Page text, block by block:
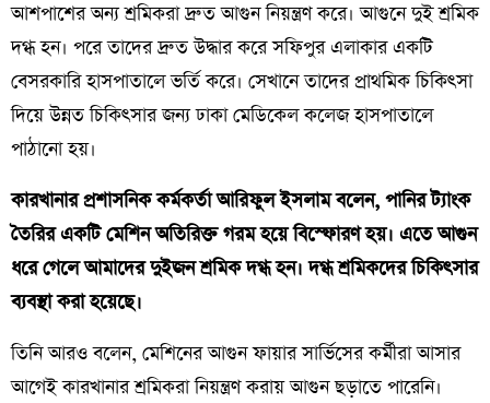
আশপাশের অন্য শ্রমিকরা দ্রুত আগুন নিয়ন্ত্রণ করে। আগুনে দুই শ্রমিক
দগ্ধ হন। পরে তাদের দ্রুত উদ্ধার করে সফিপুর এলাকার একটি
বেসরকারি হাসপাতালে ভর্তি করে। সেখানে তাদের প্রাথমিক চিকিৎসা
দিয়ে উন্নত চিকিৎসার জন্য ঢাকা মেডিকেল কলেজ হাসপাতালে
পাঠানো হয়।
কারখানার প্রশাসনিক কর্মকর্তা আরিফুল ইসলাম বলেন, পানির ট্যাংক
তৈরির একটি মেশিন অতিরিক্ত গরম হয়ে বিস্ফোরণ হয়। এতে আগুন
ধরে গেলে আমাদের দুইজন শ্রমিক দগ্ধ হন। দগ্ধ শ্রমিকদের চিকিৎসার
ব্যবস্থা করা হয়েছে।
তিনি আরও বলেন, মেশিনের আগুন ফায়ার সার্ভিসের কর্মীরা আসার
আগেই কারখানার শ্রমিকরা নিয়ন্ত্রণ করায় আগুন ছড়াতে পারেনি।